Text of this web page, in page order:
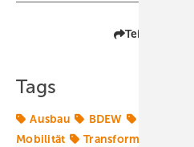
Teilen
Tags
Ausbau BDEW
Mobilität
Transformation